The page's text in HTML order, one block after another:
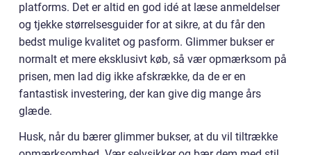
platforms. Det er altid en god idé at læse anmeldelser
og tjekke størrelsesguider for at sikre, at du får den
bedst mulige kvalitet og pasform. Glimmer bukser er
normalt et mere eksklusivt køb, så vær opmærksom på
prisen, men lad dig ikke afskrække, da de er en
fantastisk investering, der kan give dig mange års
glæde.
Husk, når du bærer glimmer bukser, at du vil tiltrække